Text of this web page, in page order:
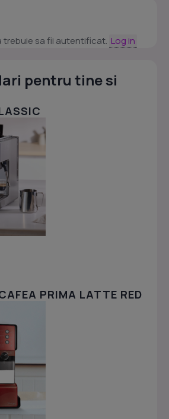
trebuie sa fii autentificat. Log in
pentru tine si
PRIMA LATTE RED